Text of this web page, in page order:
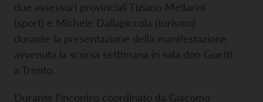
due assessori provinciali Tiziano Mellarini
(sport) e Michele Dallapiccola (turismo)
durante la presentazione della manifestazione
avvenuta la scorsa settimana in sala don Guetti
a Trento.
Durante l’incontro coordinato da Giacomo